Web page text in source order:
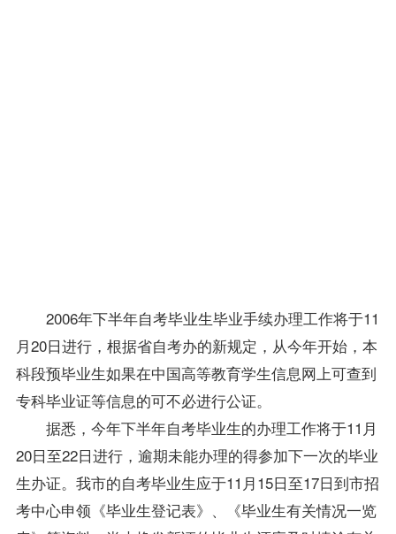
2006年下半年自考毕业生毕业手续办理工作将于11
月20日进行，根据省自考办的新规定，从今年开始，本
科段预毕业生如果在中国高等教育学生信息网上可查到
专科毕业证等信息的可不必进行公证。
据悉，今年下半年自考毕业生的办理工作将于11月
20日至22日进行，逾期未能办理的得参加下一次的毕业
生办证。我市的自考毕业生应于11月15日至17日到市招
考中心申领《毕业生登记表》、《毕业生有关情况一览